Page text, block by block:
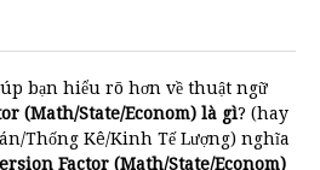
bạn hiểu rõ hơn về thuật ngữ
(Math/State/Econom) là gì? (hay
Thống Kê/Kinh Tế Lượng) nghĩa
Factor (Math/State/Econom)